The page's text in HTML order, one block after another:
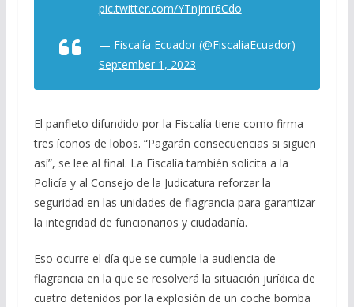
pic.twitter.com/YTnjmr6Cdo
— Fiscalía Ecuador (@FiscaliaEcuador)
September 1, 2023
El panfleto difundido por la Fiscalía tiene como firma
tres íconos de lobos. “Pagarán consecuencias si siguen
así”, se lee al final. La Fiscalía también solicita a la
Policía y al Consejo de la Judicatura reforzar la
seguridad en las unidades de flagrancia para garantizar
la integridad de funcionarios y ciudadanía.
Eso ocurre el día que se cumple la audiencia de
flagrancia en la que se resolverá la situación jurídica de
cuatro detenidos por la explosión de un coche bomba